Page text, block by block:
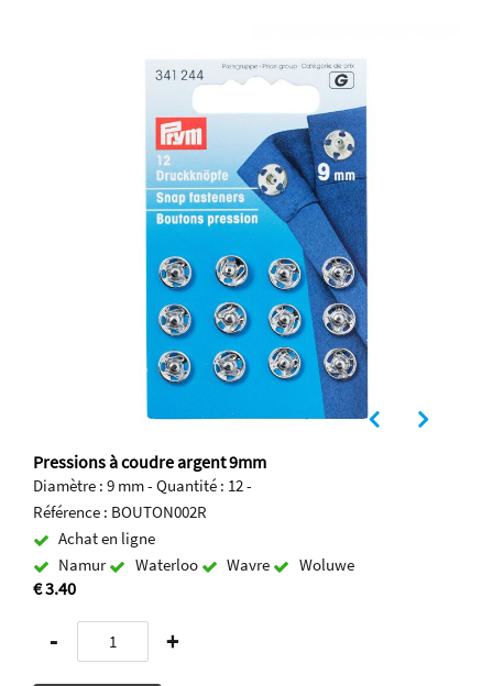
Pressions à coudre argent 9mm
Diamètre : 9 mm - Quantité : 12 -
Référence : BOUTON002R
Achat en ligne
Namur
Waterloo Wavre Woluwe
€ 3.40
- +